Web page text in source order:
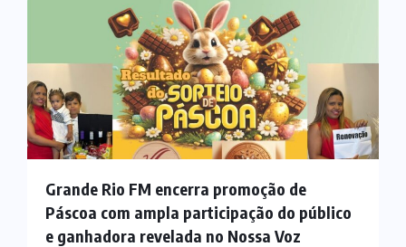
Grande Rio FM encerra promoção de
Páscoa com ampla participação do público
e ganhadora revelada no Nossa Voz